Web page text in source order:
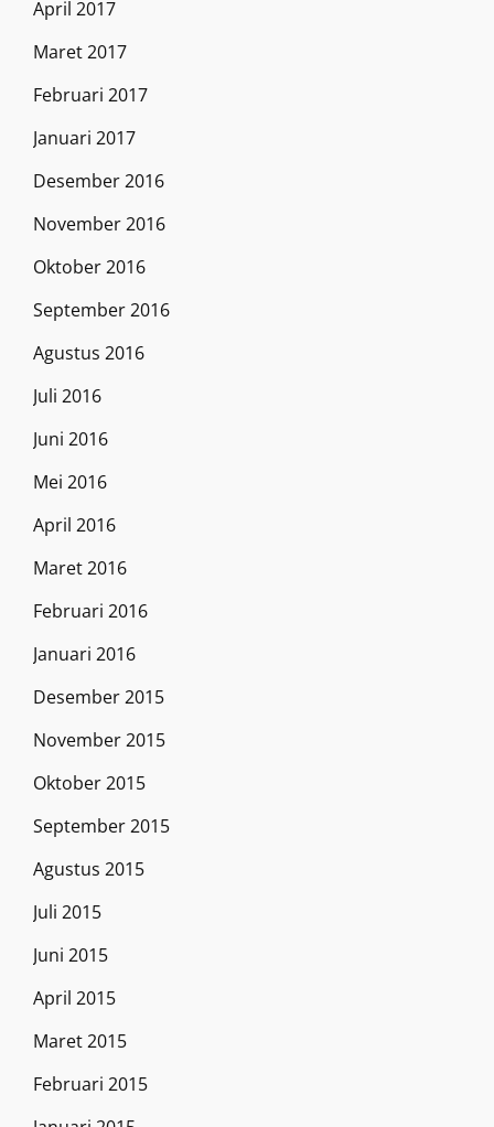
April 2017
Maret 2017
Februari 2017
Januari 2017
Desember 2016
November 2016
Oktober 2016
September 2016
Agustus 2016
Juli 2016
Juni 2016
Mei 2016
April 2016
Maret 2016
Februari 2016
Januari 2016
Desember 2015
November 2015
Oktober 2015
September 2015
Agustus 2015
Juli 2015
Juni 2015
April 2015
Maret 2015
Februari 2015